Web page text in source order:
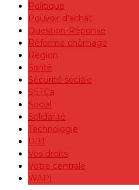
Politique
Pouvoir d'achat
Question-Réponse
Réforme chômage
Région
Santé
Sécurité sociale
SETCa
Social
Solidarité
Technologie
UBT
Vos droits
Votre centrale
WAPI